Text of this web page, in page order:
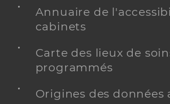
Annuaire de
cabinets
Carte des lieux de
programmés
Origines des données